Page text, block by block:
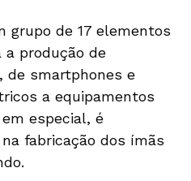
grupo de 17 elementos
a produção de
de smartphones e
a equipamentos
especial, é
fabricação dos ímãs